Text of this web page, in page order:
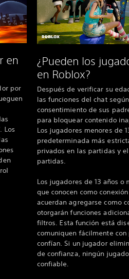
en
por
Los
¿Pueden los
en Roblox?
Después de verificar su
las funciones del chat
consentimiento de sus
para bloquear contenido
Los jugadores menores de
predeterminada más
privados en las partidas y
partidas.
Los jugadores de 13 años
que conocen como
acuerdan agregarse como
otorgarán funciones
filtros. Esta función está
comuniquen fácilmente con
confían. Si un jugador
de confianza, ningún
confiable.